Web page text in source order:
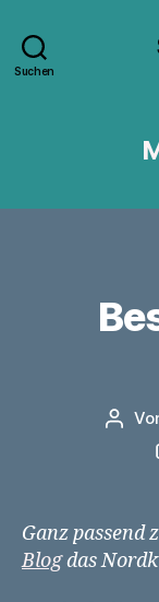
Suchen
Ganz passend
Blogdas